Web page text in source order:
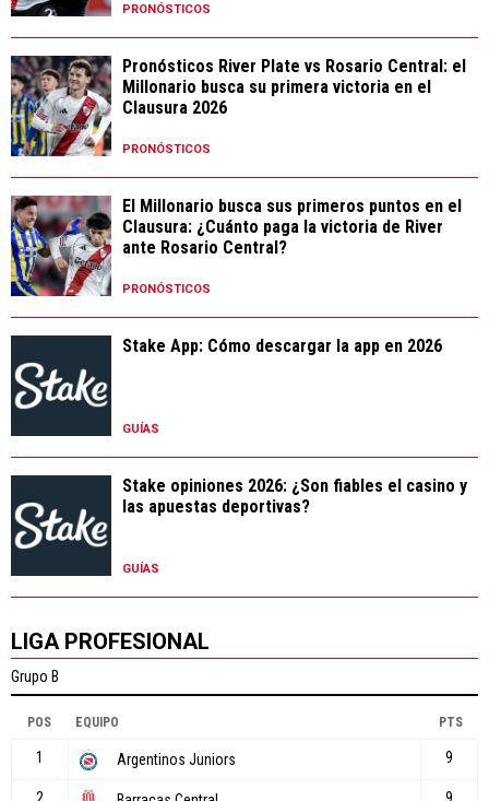
PRONÓSTICOS
Pronósticos River Plate vs Rosario Central: el
Millonario busca su primera victoria en el
Clausura 2026
PRONÓSTICOS
El Millonario busca sus primeros puntos en el
Clausura: ¿Cuánto paga la victoria de River
ante Rosario Central?
PRONÓSTICOS
Stake App: Cómo descargar la app en 2026
GUÍAS
Stake opiniones 2026: ¿Son fiables el casino y
las apuestas deportivas?
GUÍAS
LIGA PROFESIONAL